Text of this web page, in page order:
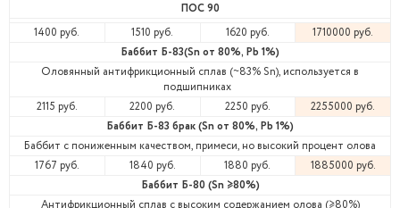
ПОС 90
1400 руб.
1510 руб. 1620 руб.
1710000 руб.
Баббит Б-83(Sn от 80%, Pb 1%)
Оловянный антифрикционный сплав (~83% Sn), используется в
подшипниках
2115 руб.
2200 руб. 2250 руб.
2255000 руб.
Баббит Б-83 брак (Sn от 80%, Pb 1%)
Баббит с пониженным качеством, примеси, но высокий процент олова
1767 руб.
1840 руб. 1880 руб.
1885000 руб.
Баббит Б-80 (Sn ≥80%)
Антифрикционный сплав с высоким содержанием олова (≥80%)